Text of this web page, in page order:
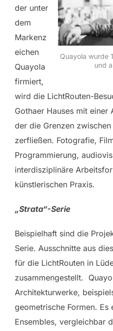
Quayola wurde
und
der unter
dem
Markenz
eichen
Quayola
firmiert,
wird die LichtRouten-
Gothaer Hauses mit einer
der die Grenzen
zerfließen. Fotografie,
Programmierung,
interdisziplinäre
künstlerischen Praxis.
„Strata“-Serie
Beispielhaft sind die
Serie. Ausschnitte aus
für die LichtRouten in
zusammengestellt.
Architekturwerke,
geometrische Formen. Es
Ensembles, vergleichbar